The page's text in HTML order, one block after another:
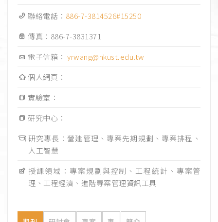
聯絡電話： 886-7-3814526#15250
傳真： 886-7-3831371
電子信箱： yrwang@nkust.edu.tw
個人網頁：
實驗室：
研究中心：
研究專長：營建管理、專案先期規劃、專案排程、
人工智慧
授課領域：專案規劃與控制、工程統計、專案管
理、工程經濟、進階專案管理資訊工具